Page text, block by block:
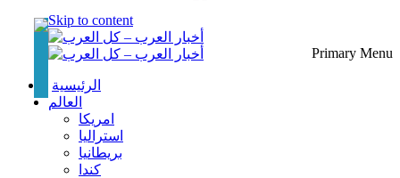
Skip to content
Primary Menu
الرئيسية
العالم
امريكا
استراليا
بريطانيا
كندا